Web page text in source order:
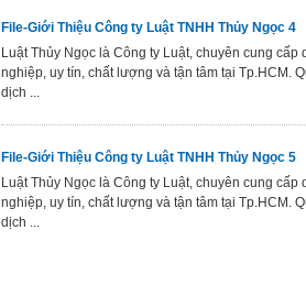
File-Giới Thiệu Công ty Luật TNHH Thủy Ngọc 4
Luật Thủy Ngọc là Công ty Luật, chuyên cung cấp
nghiệp, uy tín, chất lượng và tận tâm tại Tp.HCM.
dịch ...
File-Giới Thiệu Công ty Luật TNHH Thủy Ngọc 5
Luật Thủy Ngọc là Công ty Luật, chuyên cung cấp
nghiệp, uy tín, chất lượng và tận tâm tại Tp.HCM.
dịch ...